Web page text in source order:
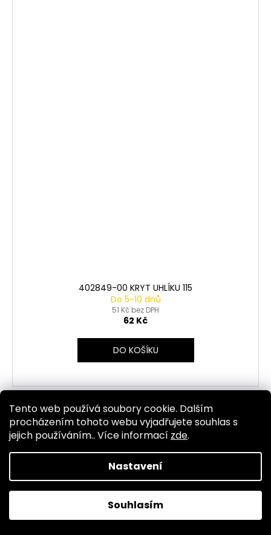
Tento web používá soubory cookie. Dalším
procházením tohoto webu vyjadřujete souhlas s
jejich používáním.. Více informací zde.
Nastavení
Souhlasím
402849-00 KRYT UHLÍKU 115
Do 5-10 dnů
51 Kč bez DPH
62 Kč
DO KOŠÍKU